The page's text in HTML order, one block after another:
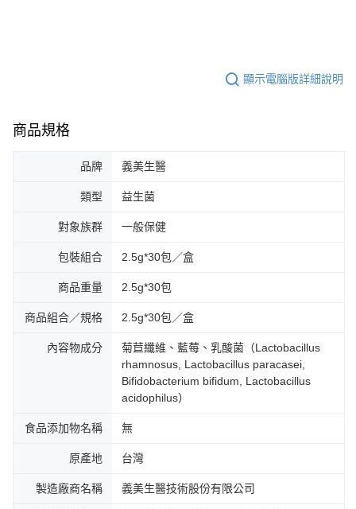
顯示電腦版詳細說明
商品規格
品牌 義美生醫
類型 益生菌
對象族群 一般保健
包裝組合 2.5g*30包／盒
商品重量 2.5g*30包
商品組合／規格 2.5g*30包／盒
內容物成分
菊苣纖維、藍莓、乳酸菌（Lactobacillus
rhamnosus, Lactobacillus paracasei,
Bifidobacterium bifidum, Lactobacillus
acidophilus）
食品添加物名稱 無
原產地 台灣
製造廠商名稱 義美生醫技術股份有限公司